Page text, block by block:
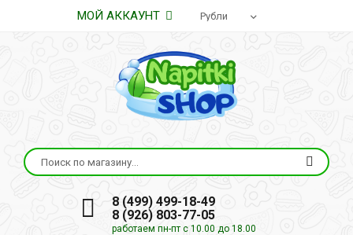
МОЙ АККАУНТ
8 (499) 499-18-49
8 (926) 803-77-05
работаем пн-пт с 10.00 до 18.00